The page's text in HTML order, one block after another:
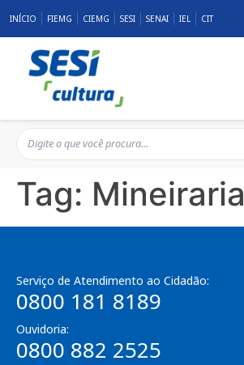
INÍCIO FIEMG CIEMG SESI SENAI IEL CIT
Tag: Mineiraria
Serviço de Atendimento ao Cidadão:
0800 181 8189
Ouvidoria:
0800 882 2525